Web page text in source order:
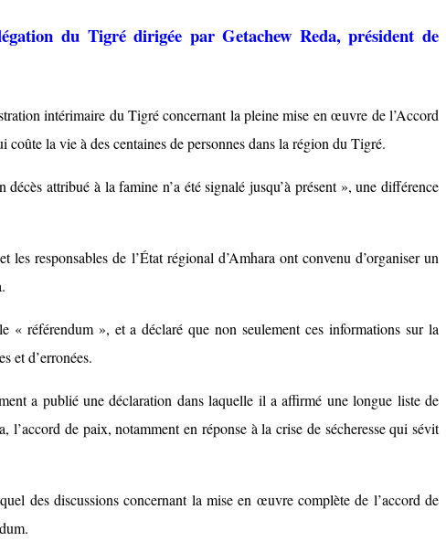
du Tigré dirigée par Getachew Reda, président de
intérimaire du Tigré concernant la pleine mise en œuvre de l’Accord
la vie à des centaines de personnes dans la région du Tigré.
attribué à la famine n’a été signalé jusqu’à présent », une différence
responsables de l’État régional d’Amhara ont convenu d’organiser un
« référendum », et a déclaré que non seulement ces informations sur la
et d’erronées.
a publié une déclaration dans laquelle il a affirmé une longue liste de
de paix, notamment en réponse à la crise de sécheresse qui sévit
des discussions concernant la mise en œuvre complète de l’accord de